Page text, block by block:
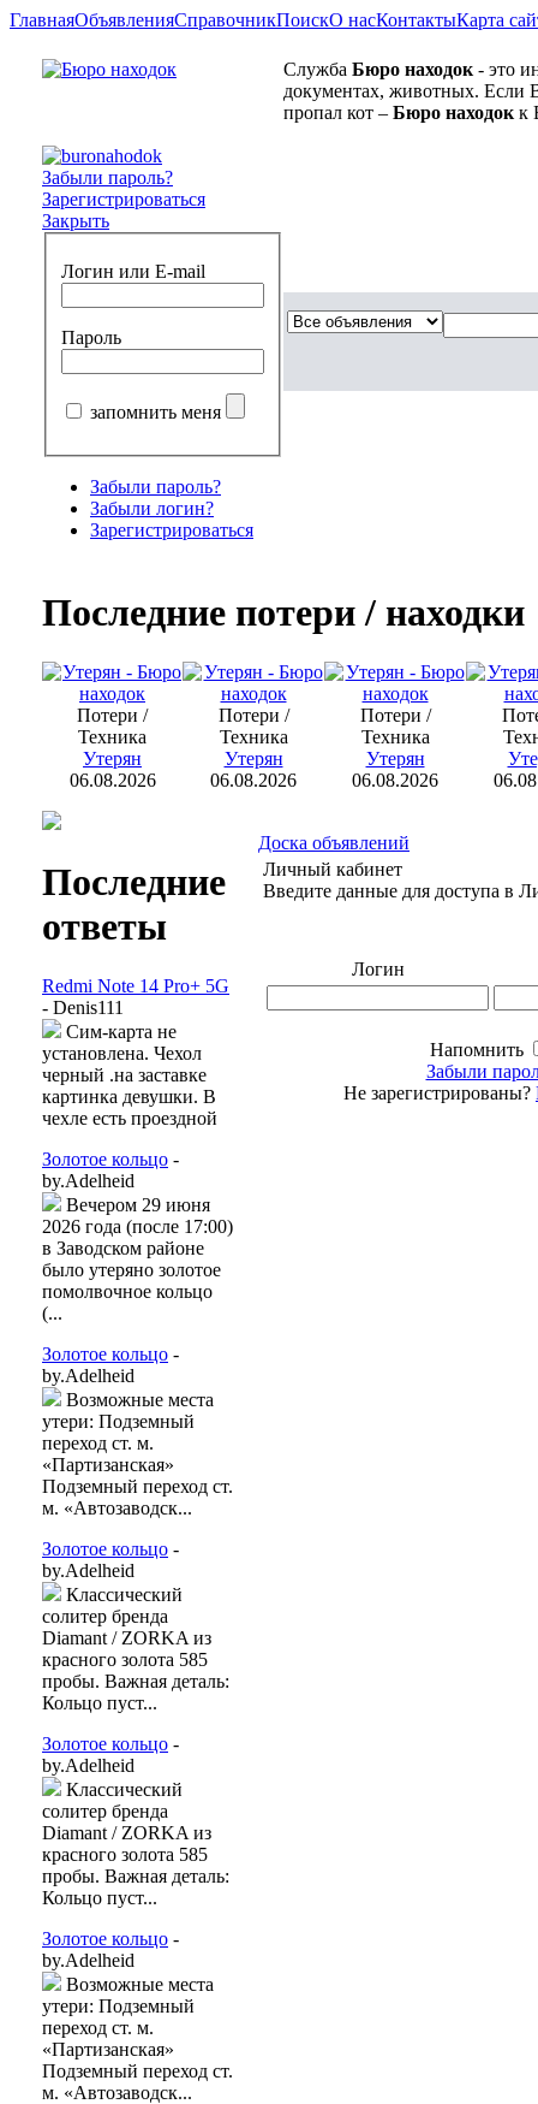
ГлавнаяОбъявленияСправочникПоискО насКонтактыКарта
Служба Бюро находок - это
документах, животных. Если
пропал кот – Бюро находок к
Забыли пароль?
Зарегистрироваться
Закрыть
Логин или E-mail
Пароль
запомнить меня
Забыли пароль?
Забыли логин?
Зарегистрироваться
Последние потери / находки
Потери /
Техника
Утерян
06.08.2026
Потери /
Техника
Утерян
06.08.2026
Потери /
Техника
Утерян
06.08.2026
Последние
ответы
Redmi Note 14 Pro+ 5G
- Denis111
Сим-карта не
установлена. Чехол
черный .на заставке
картинка девушки. В
чехле есть проездной
Золотое кольцо -
by.Adelheid
Вечером 29 июня
2026 года (после 17:00)
в Заводском районе
было утеряно золотое
помолвочное кольцо
(...
Золотое кольцо -
by.Adelheid
Возможные места
утери: Подземный
переход ст. м.
«Партизанская»
Подземный переход ст.
м. «Автозаводск...
Золотое кольцо -
by.Adelheid
Классический
солитер бренда
Diamant / ZORKA из
красного золота 585
пробы. Важная деталь:
Кольцо пуст...
Золотое кольцо -
by.Adelheid
Классический
солитер бренда
Diamant / ZORKA из
красного золота 585
пробы. Важная деталь:
Кольцо пуст...
Золотое кольцо -
by.Adelheid
Возможные места
утери: Подземный
переход ст. м.
«Партизанская»
Подземный переход ст.
м. «Автозаводск...
Доска объявлений
Личный кабинет
Введите данные для доступа в
Логин
Напомнить
Забыли
Не зарегистрированы?